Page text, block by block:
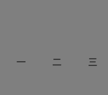
一
二 三